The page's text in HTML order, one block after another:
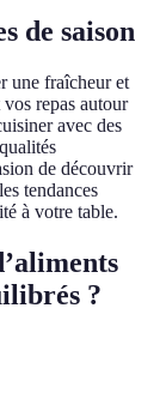
de saison
une fraîcheur et
repas autour
avec des
de découvrir
tendances
à votre table.
?